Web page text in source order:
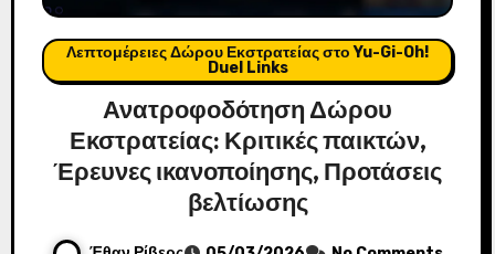
Λεπτομέρειες Δώρου Εκστρατείας στο Yu-Gi-Oh!
Duel Links
Ανατροφοδότηση Δώρου
Εκστρατείας: Κριτικές παικτών,
Έρευνες ικανοποίησης, Προτάσεις
βελτίωσης